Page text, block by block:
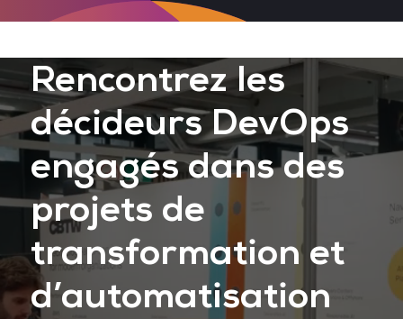
Cloud & Cyber Security
Data & AI Leaders Summit
Data Centre World
Rencontrez les
décideurs DevOps
engagés dans des
projets de
transformation et
d’automatisation